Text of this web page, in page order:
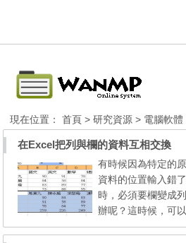
現在位置：首頁 >研究資源 > 電腦軟體
在Excel把列與欄的資料互相交換
有時候因為特定的
資料的位置輸入錯
時，必須要欄變成
辦呢？這時候，可
步驟就可以輕鬆完